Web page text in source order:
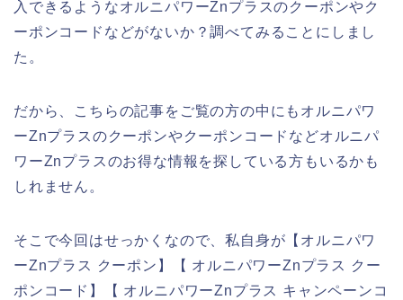
入できるようなオルニパワーZnプラスのクーポンやク
ーポンコードなどがないか？調べてみることにしまし
た。
だから、こちらの記事をご覧の方の中にもオルニパワ
ーZnプラスのクーポンやクーポンコードなどオルニパ
ワーZnプラスのお得な情報を探している方もいるかも
しれません。
そこで今回はせっかくなので、私自身が【オルニパワ
ーZnプラス クーポン】【 オルニパワーZnプラス クー
ポンコード】【 オルニパワーZnプラス キャンペーンコ